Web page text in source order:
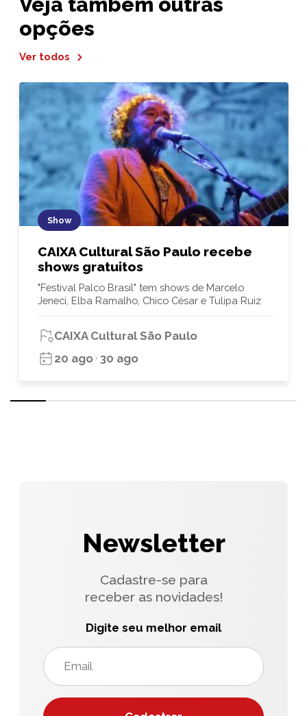
opções
Ver todos
Show
CAIXA Cultural São Paulo recebe
shows gratuitos
"Festival Palco Brasil" tem shows de Marcelo
Jeneci, Elba Ramalho, Chico César e Tulipa Ruiz
CAIXA Cultural São Paulo
20 ago 30 ago
Newsletter
Cadastre-se para
receber as novidades!
Digite seu melhor email